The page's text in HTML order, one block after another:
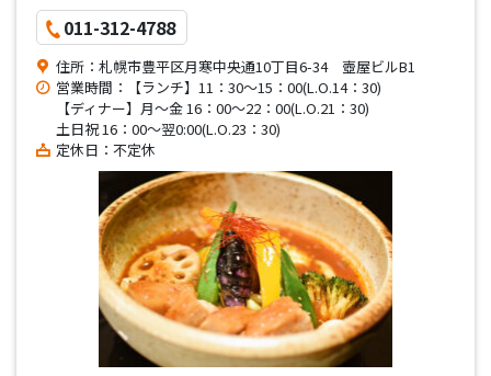
011-312-4788
住所：札幌市豊平区月寒中央通10丁目6-34 壺屋ビルB1
営業時間：【ランチ】11：30～15：00(L.O.14：30)
【ディナー】月～金 16：00～22：00(L.O.21：30)
土日祝 16：00～翌0:00(L.O.23：30)
定休日：不定休